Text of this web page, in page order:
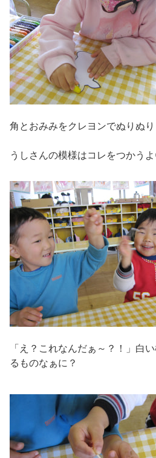
角とおみみをクレヨンでぬりぬり
うしさんの模様はコレをつかう
「え？これなんだぁ～？！」白
るものなぁに？